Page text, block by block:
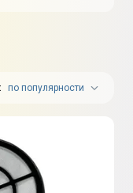
по популярности